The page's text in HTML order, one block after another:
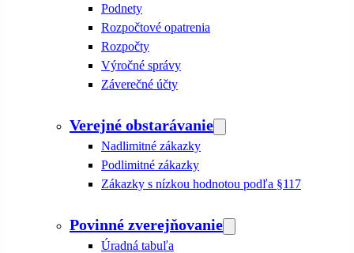
Podnety
Rozpočtové opatrenia
Rozpočty
Výročné správy
Záverečné účty
Verejné obstarávanie
Nadlimitné zákazky
Podlimitné zákazky
Zákazky s nízkou hodnotou podľa §117
Povinné zverejňovanie
Úradná tabuľa